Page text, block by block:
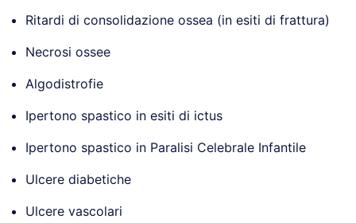
Ritardi di consolidazione ossea (in esiti di frattura)
Necrosi ossee
Algodistrofie
Ipertono spastico in esiti di ictus
Ipertono spastico in Paralisi Celebrale Infantile
Ulcere diabetiche
Ulcere vascolari